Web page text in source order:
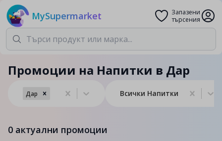
MySupermarket
Запазени
търсения
Промоции на Напитки в Дар
Дар Всички Напитки
0 актуални промоции